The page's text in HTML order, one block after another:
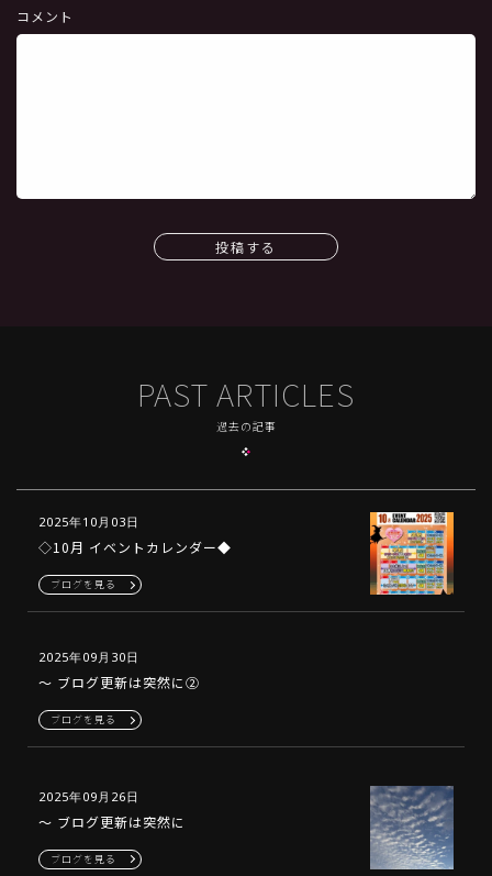
コメント
投稿する
PAST ARTICLES
過去の記事
2025年10月03日
◇10月 イベントカレンダー◆
ブログを見る
2025年09月30日
～ ブログ更新は突然に②
ブログを見る
2025年09月26日
～ ブログ更新は突然に
ブログを見る